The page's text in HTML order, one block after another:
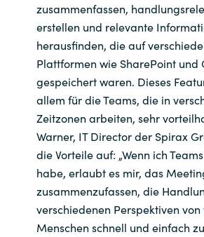
zusammenfassen,
erstellen und relevante
herausfinden, die auf
Plattformen wie SharePoint und
gespeichert waren. Dieses
allem für die Teams, die in
Zeitzonen arbeiten, sehr
Warner, IT Director der Spirax
die Vorteile auf: „Wenn ich
habe, erlaubt es mir, das
zusammenzufassen, die
verschiedenen Perspektiven
Menschen schnell und einfach